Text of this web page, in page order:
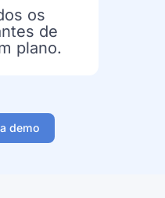
os
de
plano.
demo